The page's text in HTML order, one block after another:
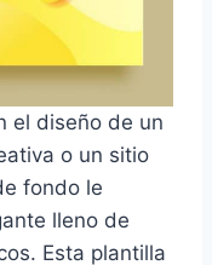
el diseño de un
o un sitio
fondo le
lleno de
Esta plantilla